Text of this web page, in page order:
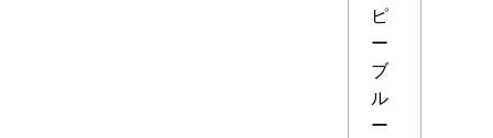
ピ
ー
ブ
ル
ー